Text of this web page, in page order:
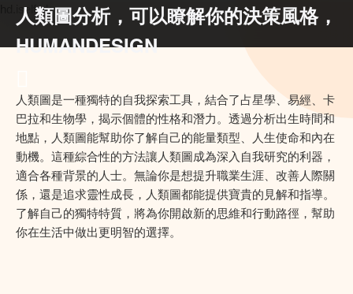
hd.iself.uk
人類圖分析，可以瞭解你的決策風格，
HUMANDESIGN
人類圖是一種獨特的自我探索工具，結合了占星學、易經、卡
巴拉和生物學，揭示個體的性格和潛力。透過分析出生時間和
地點，人類圖能幫助你了解自己的能量類型、人生使命和內在
動機。這種綜合性的方法讓人類圖成為深入自我研究的利器，
適合各種背景的人士。無論你是想提升職業生涯、改善人際關
係，還是追求靈性成長，人類圖都能提供寶貴的見解和指導。
了解自己的獨特特質，將為你開啟新的思維和行動路徑，幫助
你在生活中做出更明智的選擇。